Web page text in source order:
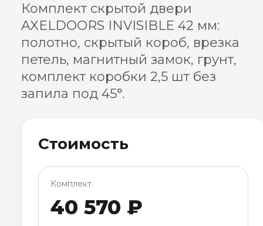
Комплект скрытой двери
AXELDOORS INVISIBLE 42 мм:
полотно, скрытый короб, врезка
петель, магнитный замок, грунт,
комплект коробки 2,5 шт без
запила под 45°.
Стоимость
Комплект
40 570 ₽